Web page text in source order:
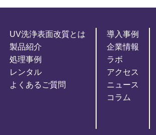
UV洗浄表面改質とは
製品紹介
処理事例
レンタル
よくあるご質問
導入事例
企業情報
ラボ
アクセス
ニュース
コラム